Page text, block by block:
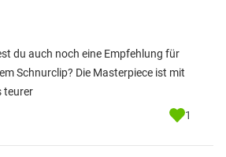
du auch noch eine Empfehlung für
Schnurclip? Die Masterpiece ist mit
teurer
1